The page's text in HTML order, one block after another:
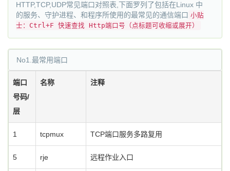
HTTP,TCP,UDP常见端口对照表,下面罗列了包括在Linux 中
的服务、守护进程、和程序所使用的最常见的通信端口 小贴
士：Ctrl+F 快速查找 Http端口号（点标题可收缩或展开）
No1.最常用端口
端口
号码/
层
名称 注释
1 tcpmux TCP端口服务多路复用
5 rje 远程作业入口